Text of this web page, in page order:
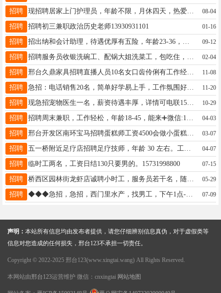
招聘 现招聘居家上门护理员，年龄不限，月休四天，热爱养老服务行业、有护理证优先。工资面议。联系电话：18531785085同微 08-04
招聘 招聘初三兼职政治历史老师13930931101 01-16
招聘 09-12
招聘 02-04
招聘 邢台久鼎家具招聘直播人员10名女口齿伶俐有工作经验者优先五官端正。底薪加提成，美和医院对过，19030894118 11-08
招聘 急招：电话销售20名，简单好学易上手，工作氛围好，无责底薪4000+高提成，有意咨询：17320884614 11-20
招聘 现急招宠物医生一名，薪资待遇丰厚，详情可电联15132990712！ 10-29
招聘 04-03
招聘 邢台开发区南环宝马招聘蛋糕师工资4500会做小蛋糕 地址后楼下村南18730920070 03-07
招聘 04-07
招聘 临时工两名，工资日结130只要男的。15731998800 07-15
招聘 桥西区园林街龙虾店诚聘小时工，服务员若干名，随时上班18832901082微信同号 05-29
招聘 ◆◆◆急招，急招，西门里水产，找男工，下午1点-7点，暑假工勿扰，活不累待遇好☎️15303396612 07-09
声明： 本站所有信息均由发布者提供，请您仔细辨别信息真伪，对于虚假类等
信息对您造成的任何损失，邢台123不承担一切责任。
Copyright © 2022-2025 邢台123(www.xingtai.wang) All Rights Reserved.
本网站由邢台123运营维护 微信：cnxingtai 网站地图